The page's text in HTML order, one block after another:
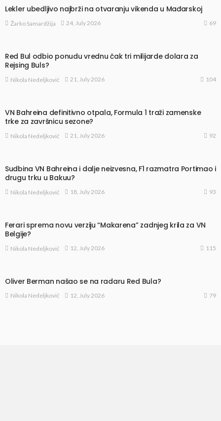
Lekler ubedljivo najbrži na otvaranju vikenda u Mađarskoj
Žarko Samardžija 24, July 2026 69
Red Bul odbio ponudu vrednu čak tri milijarde dolara za
Rejsing Buls?
Nikola Nedeljković 21, July 2026 104
VN Bahreina definitivno otpala, Formula 1 traži zamenske
trke za završnicu sezone?
Nikola Nedeljković 21, July 2026 92
Sudbina VN Bahreina i dalje neizvesna, F1 razmatra Portimao i
drugu trku u Bakuu?
Nikola Nedeljković 18, July 2026 93
Ferari sprema novu verziju “Makarena” zadnjeg krila za VN
Belgije?
Nikola Nedeljković 12, July 2026 115
Oliver Berman našao se na radaru Red Bula?
Nikola Nedeljković 12, July 2026 79